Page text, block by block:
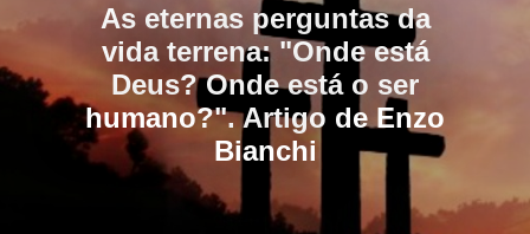
As eternas perguntas da
vida terrena: "Onde está
Deus? Onde está o ser
humano?". Artigo de Enzo
Bianchi